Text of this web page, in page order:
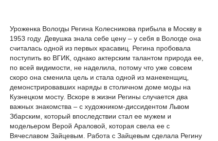
Уроженка Вологды Регина Колесникова прибыла в Москву в
1953 году. Девушка знала себе цену – у себя в Вологде она
считалась одной из первых красавиц. Регина пробовала
поступить во ВГИК, однако актерским талантом природа ее,
по всей видимости, не наделила, потому что уже совсем
скоро она сменила цель и стала одной из манекенщиц,
демонстрировавших наряды в столичном доме моды на
Кузнецком мосту. Вскоре в жизни Регины случается два
важных знакомства – с художником-диссидентом Львом
Збарским, который впоследствии стал ее мужем и
модельером Верой Араловой, которая свела ее с
Вячеславом Зайцевым. Работа с Зайцевым сделала Регину